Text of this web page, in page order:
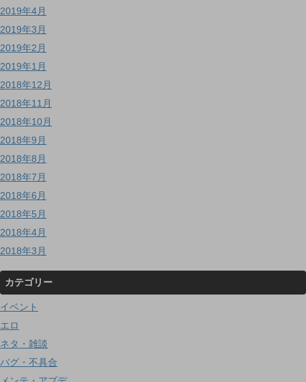
2019年4月
2019年3月
2019年2月
2019年1月
2018年12月
2018年11月
2018年10月
2018年9月
2018年8月
2018年7月
2018年6月
2018年5月
2018年4月
2018年3月
カテゴリー
イベント
エロ
ネタ・雑談
バグ・不具合